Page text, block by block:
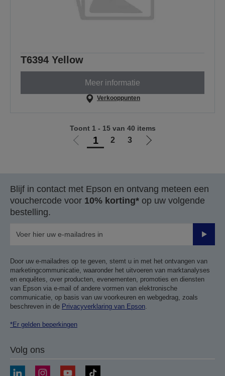
T6394 Yellow
Meer informatie
Verkooppunten
Ga
1 2 3
Ga
pagina
Toont 1 - 15 van 40 items
Blijf in contact met Epson en ontvang meteen een
vouchercode voor 10% korting* op uw volgende
bestelling.
Door uw e-mailadres op te geven, stemt u in met het ontvangen van
marketingcommunicatie, waaronder het uitvoeren van marktanalyses
en enquêtes, over producten, evenementen, promoties en diensten
van Epson via e-mail of andere vormen van elektronische
communicatie, op basis van uw voorkeuren en webgedrag, zoals
beschreven in de Privacyverklaring van Epson.
*Er gelden beperkingen
Volg ons